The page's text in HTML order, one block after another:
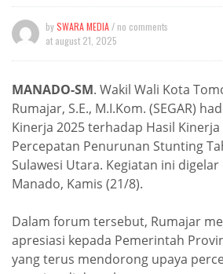
bySWARA MEDIA / no comments
at august 21, 2025
MANADO-SM. Wakil Wali Kota
Rumajar, S.E., M.I.Kom. (SEGAR)
Kinerja 2025 terhadap Hasil
Percepatan Penurunan Stunting
Sulawesi Utara. Kegiatan ini
Manado, Kamis (21/8).
Dalam forum tersebut, Rumajar
apresiasi kepada Pemerintah
yang terus mendorong upaya